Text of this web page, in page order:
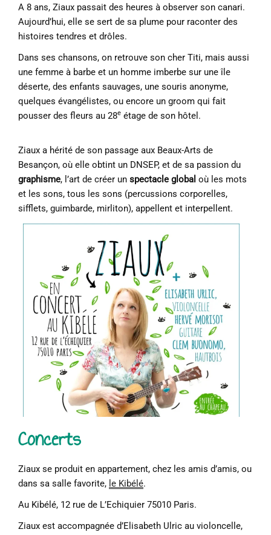
A 8 ans, Ziaux passait des heures à observer son canari.
Aujourd’hui, elle se sert de sa plume pour raconter des
histoires tendres et drôles.
Dans ses chansons, on retrouve son cher Titi, mais aussi
une femme à barbe et un homme imberbe sur une île
déserte, des enfants sauvages, une souris anonyme,
quelques évangélistes, ou encore un groom qui fait
pousser des fleurs au 28e étage de son hôtel.
Ziaux a hérité de son passage aux Beaux-Arts de
Besançon, où elle obtint un DNSEP, et de sa passion du
graphisme, l’art de créer un spectacle global où les mots
et les sons, tous les sons (percussions corporelles,
sifflets, guimbarde, mirliton), appellent et interpellent.
Concerts
Ziaux se produit en appartement, chez les amis d’amis, ou
dans sa salle favorite, le Kibélé.
Au Kibélé, 12 rue de L’Echiquier 75010 Paris.
Ziaux est accompagnée d’Elisabeth Ulric au violoncelle,